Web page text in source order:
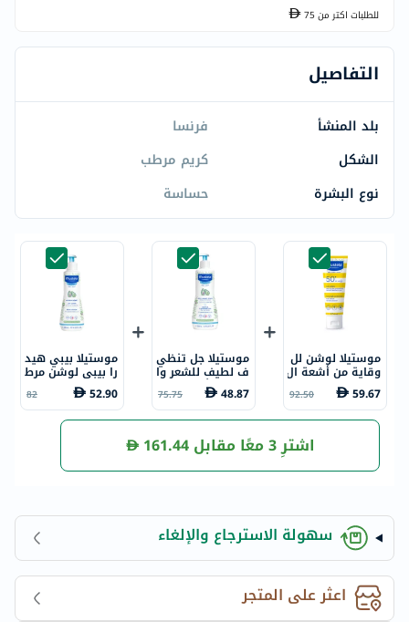
للطلبات اكتر من75
التفاصيل
بلد المنشأ
فرنسا
الشكل
كريم مرطب
نوع البشرة
حساسة
موستيلا لوشن لل
وقاية من أشعة ال
شمس للوجه بعام
ل حماية +50 للأط
فال مقاوم للماء 4
0 مل
59.67
92.50
موستيلا جل تنظي
ف لطيف للشعر وا
0 مل
48.87
75.75
موستيلا بيبي هيد
را بيبي لوشن مرط
ب للجسم 300 مل
52.90
82
اشترِ 3 معًا مقابل 161.44
سهولة الاسترجاع والإلغاء
اعثر على المتجر